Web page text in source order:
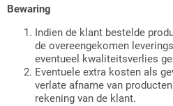
Bewaring
Indien de klant bestelde
de overeengekomen
eventueel kwaliteitsverlies
Eventuele extra kosten als
verlate afname van
rekening van de klant.